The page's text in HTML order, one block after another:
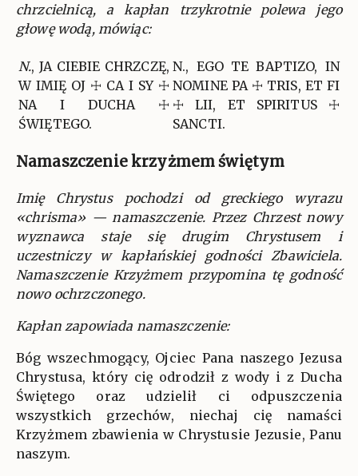
chrzcielnicą, a kapłan trzykrotnie polewa jego
głowę wodą, mówiąc:
N., JA CIEBIE CHRZCZĘ,
W IMIĘ OJ ☩ CA I SY ☩
NA I DUCHA ☩
ŚWIĘTEGO.
N., EGO TE BAPTIZO, IN
NOMINE PA ☩ TRIS, ET FI
☩ LII, ET SPIRITUS ☩
SANCTI.
Namaszczenie krzyżmem świętym
Imię Chrystus pochodzi od greckiego wyrazu
«chrisma» — namaszczenie. Przez Chrzest nowy
wyznawca staje się drugim Chrystusem i
uczestniczy w kapłańskiej godności Zbawiciela.
Namaszczenie Krzyżmem przypomina tę godność
nowo ochrzczonego.
Kapłan zapowiada namaszczenie:
Bóg wszechmogący, Ojciec Pana naszego Jezusa
Chrystusa, który cię odrodził z wody i z Ducha
Świętego oraz udzielił ci odpuszczenia
wszystkich grzechów, niechaj cię namaści
Krzyżmem zbawienia w Chrystusie Jezusie, Panu
naszym.